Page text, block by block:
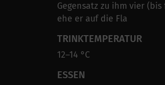
Gegensatz zu ihm vier (bis
ehe er auf die Fla
TRINKTEMPERATUR
12–14 °C
ESSEN